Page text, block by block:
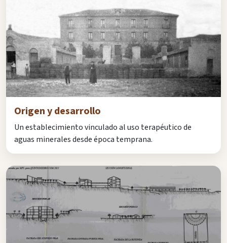
Origen y desarrollo
Un establecimiento vinculado al uso terapéutico de
aguas minerales desde época temprana.